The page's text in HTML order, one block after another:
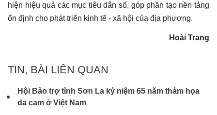
hiện hiệu quả các mục tiêu dân số, góp phần tạo nền tảng
ổn định cho phát triển kinh tế - xã hội của địa phương.
Hoài Trang
TIN, BÀI LIÊN QUAN
Hội Bảo trợ tỉnh Sơn La kỷ niệm 65 năm thảm họa
da cam ở Việt Nam